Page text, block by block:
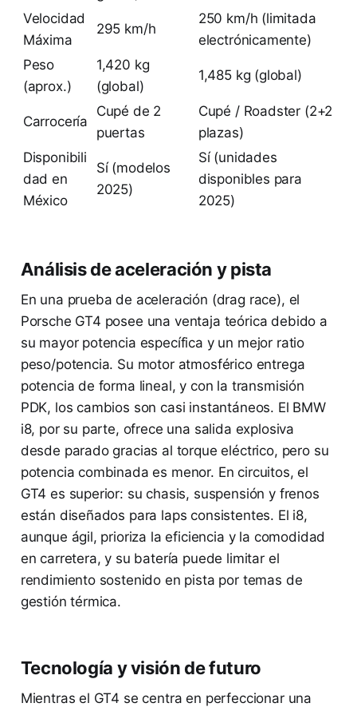
Velocidad
Máxima
295 km/h
250 km/h (limitada
electrónicamente)
Peso
(aprox.)
1,420 kg
(global)
1,485 kg (global)
Carrocería
Cupé de 2
puertas
Cupé / Roadster (2+2
plazas)
Disponibili
dad en
México
Sí (modelos
2025)
Sí (unidades
disponibles para
2025)
Análisis de aceleración y pista
En una prueba de aceleración (drag race), el
Porsche GT4 posee una ventaja teórica debido a
su mayor potencia específica y un mejor ratio
peso/potencia. Su motor atmosférico entrega
potencia de forma lineal, y con la transmisión
PDK, los cambios son casi instantáneos. El BMW
i8, por su parte, ofrece una salida explosiva
desde parado gracias al torque eléctrico, pero su
potencia combinada es menor. En circuitos, el
GT4 es superior: su chasis, suspensión y frenos
están diseñados para laps consistentes. El i8,
aunque ágil, prioriza la eficiencia y la comodidad
en carretera, y su batería puede limitar el
rendimiento sostenido en pista por temas de
gestión térmica.
Tecnología y visión de futuro
Mientras el GT4 se centra en perfeccionar una